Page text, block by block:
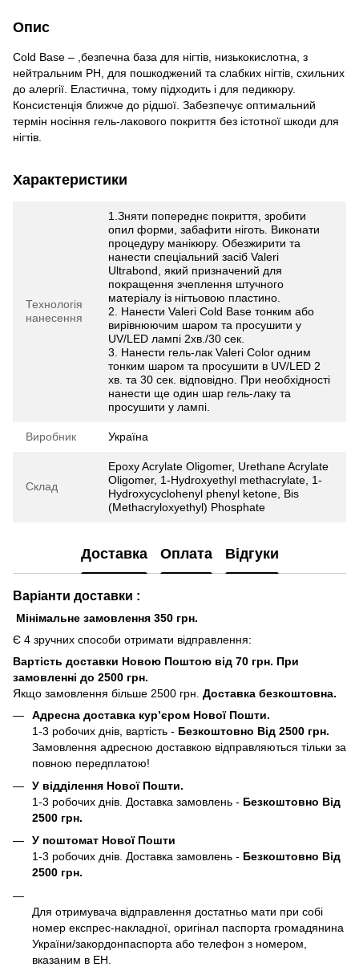
Опис
Cold Base – ,безпечна база для нігтів, низькокислотна, з
нейтральним PH, для пошкоджений та слабких нігтів, схильних
до алергії. Еластична, тому підходить і для педикюру.
Консистенція ближче до рідшої. Забезпечує оптимальний
термін носіння гель-лакового покриття без істотної шкоди для
нігтів.
Характеристики
Технологія
нанесення
1.Зняти попереднє покриття, зробити
опил форми, забафити ніготь. Виконати
процедуру манікюру. Обезжирити та
нанести спеціальний засіб Valeri
Ultrabond, який призначений для
покращення зчеплення штучного
матеріалу із нігтьовою пластино.
2. Нанести Valeri Cold Base тонким або
вирівнюючим шаром та просушити у
UV/LED лампі 2хв./30 сек.
3. Нанести гель-лак Valeri Color одним
тонким шаром та просушити в UV/LED 2
хв. та 30 сек. відповідно. При необхідності
нанести ще один шар гель-лаку та
просушити у лампі.
Виробник Україна
Склад
Epoxy Acrylate Oligomer, Urethane Acrylate
Oligomer, 1-Hydroxyethyl methacrylate, 1-
Hydroxycyclohenyl phenyl ketone, Bis
(Methacryloxyethyl) Phosphate
Доставка Оплата Відгуки
Варіанти доставки :
Мінімальне замовлення 350 грн.
Є 4 зручних способи отримати відправлення:
Вартість доставки Новою Поштою від 70 грн. При
замовленні до 2500 грн.
Якщо замовлення більше 2500 грн. Доставка безкоштовна.
Адресна доставка кур’єром Нової Пошти.
1-3 робочих днів, вартість - Безкоштовно Від 2500 грн.
Замовлення адресною доставкою відправляються тільки за
повною передплатою!
У відділення Нової Пошти.
1-3 робочих днів. Доставка замовлень - Безкоштовно Від
2500 грн.
У поштомат Нової Пошти
1-3 робочих днів. Доставка замовлень - Безкоштовно Від
2500 грн.
Для отримувача відправлення достатньо мати при собі
номер експрес-накладної, оригінал паспорта громадянина
України/закордонпаспорта або телефон з номером,
вказаним в ЕН.